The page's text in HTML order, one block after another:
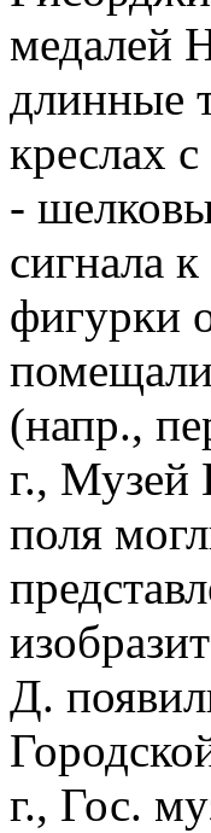
медалей
длинные
креслах
-
сигнала
фигурки
(напр.,
г., Музей
поля
Д.
г., Гос.